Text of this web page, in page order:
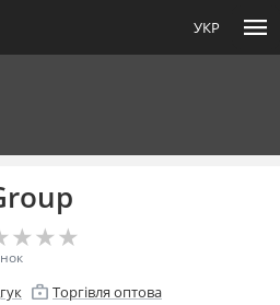
УКР menu
★
★★
★★
★
enterprise Торгівля оптова